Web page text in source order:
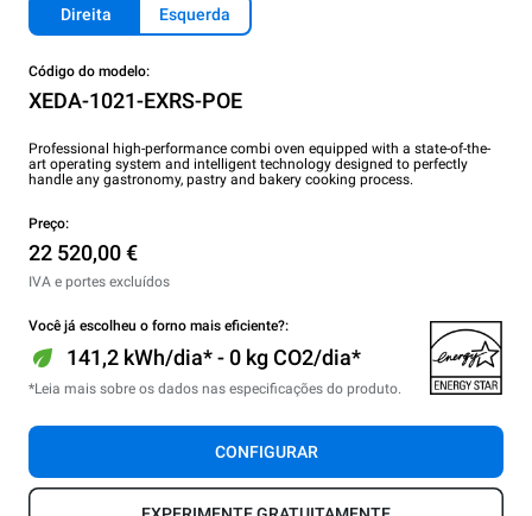
Direita Esquerda
Código do modelo:
XEDA-1021-EXRS-POE
Professional high-performance combi oven equipped with a state-of-the-
art operating system and intelligent technology designed to perfectly
handle any gastronomy, pastry and bakery cooking process.
Preço:
22 520,00 €
IVA e portes excluídos
Você já escolheu o forno mais eficiente?:
141,2 kWh/dia* - 0 kg CO2/dia*
*Leia mais sobre os dados nas especificações do produto.
CONFIGURAR